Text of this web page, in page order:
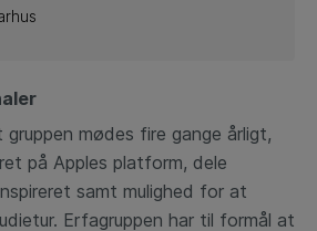
mødes fire gange årligt,
på Apples platform, dele
samt mulighed for at
Erfagruppen har til formål at